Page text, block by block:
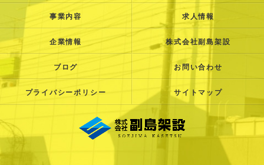
事業内容 求人情報
企業情報 株式会社副島架設
ブログ お問い合わせ
プライバシーポリシー サイトマップ